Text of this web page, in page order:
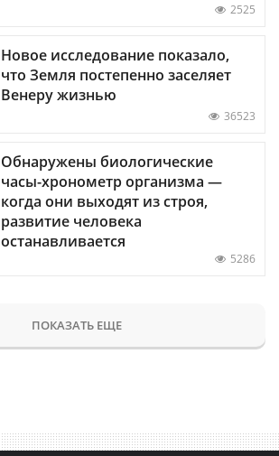
2525
Новое исследование показало,
что Земля постепенно заселяет
Венеру жизнью
36523
Обнаружены биологические
часы-хронометр организма —
когда они выходят из строя,
развитие человека
останавливается
5286
ПОКАЗАТЬ ЕЩЕ